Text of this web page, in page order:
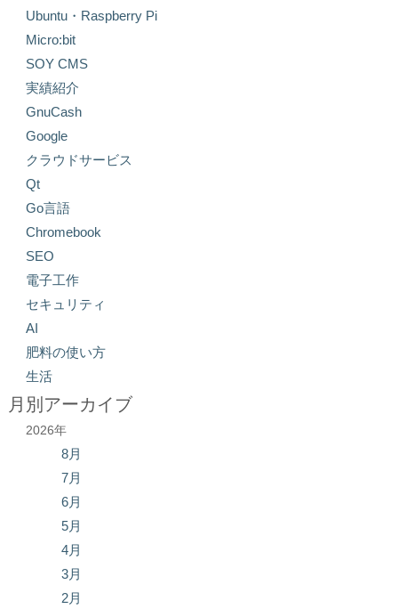
Ubuntu・Raspberry Pi
Micro:bit
SOY CMS
実績紹介
GnuCash
Google
クラウドサービス
Qt
Go言語
Chromebook
SEO
電子工作
セキュリティ
AI
肥料の使い方
生活
月別アーカイブ
2026年
8月
7月
6月
5月
4月
3月
2月